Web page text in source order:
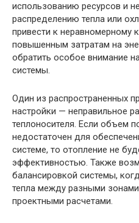
использованию ресурсов и
распределению тепла или
привести к неравномерному
повышенным затратам на
обратить особое внимание
системы.
Один из распространенных
настройки — неправильное
теплоносителя. Если объем
недостаточен для
системе, то отопление не
эффективностью. Также
балансировкой системы,
тепла между разными
проектными расчетами.